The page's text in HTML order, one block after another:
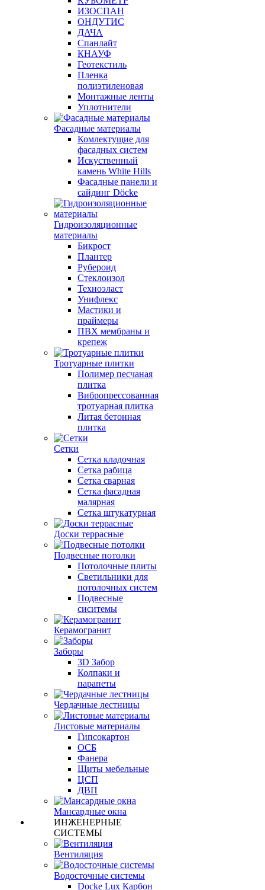
ИЗОСПАН
ОНДУТИС
ДАЧА
Спанлайт
КНАУФ
Геотекстиль
Пленка
полиэтиленовая
Монтажные ленты
Уплотнители
Фасадные материалы
Комлектущие для
фасадных систем
Искуственный
камень White Hills
Фасадные панели и
сайдинг Döcke
Гидроизоляционные
материалы
Бикрост
Плантер
Рубероид
Стеклоизол
Техноэласт
Унифлекс
Мастики и
праймеры
ПВХ мембраны и
крепеж
Тротуарные плитки
Полимер песчаная
плитка
Вибропрессованная
тротуарная плитка
Литая бетонная
плитка
Сетки
Сетка кладочная
Сетка рабица
Сетка сварная
Сетка фасадная
малярная
Сетка штукатурная
Доски террасные
Подвесные потолки
Потолочные плиты
Светильники для
потолочных систем
Подвесные
сиситемы
Керамогранит
Заборы
3D Забор
Колпаки и
парапеты
Чердачные лестницы
Листовые материалы
Гипсокартон
ОСБ
Фанера
Щиты мебельные
ЦСП
ДВП
Мансардные окна
ИНЖЕНЕРНЫЕ
СИСТЕМЫ
Вентиляция
Водосточные системы
Docke Lux Карбон